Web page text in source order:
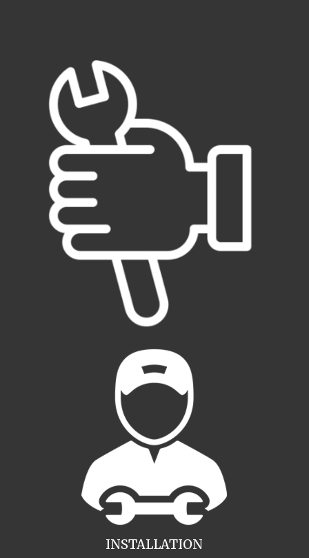
INSTALLATION